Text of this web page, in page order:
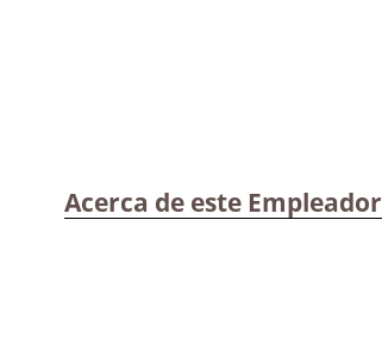
Acerca de este Empleador